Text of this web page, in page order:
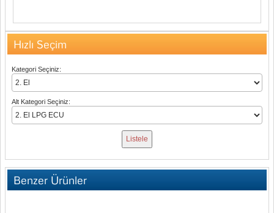
Hızlı Seçim
Kategori Seçiniz:
Alt Kategori Seçiniz:
Benzer Ürünler